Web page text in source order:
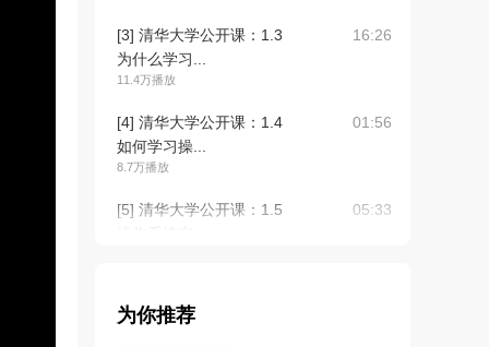
[3] 清华大学公开课：1.3
为什么学习...
11.4万播放
16:26
[4] 清华大学公开课：1.4
如何学习操...
8.7万播放
01:56
[5] 清华大学公开课：1.5
05:33
操作系统的...
为你推荐